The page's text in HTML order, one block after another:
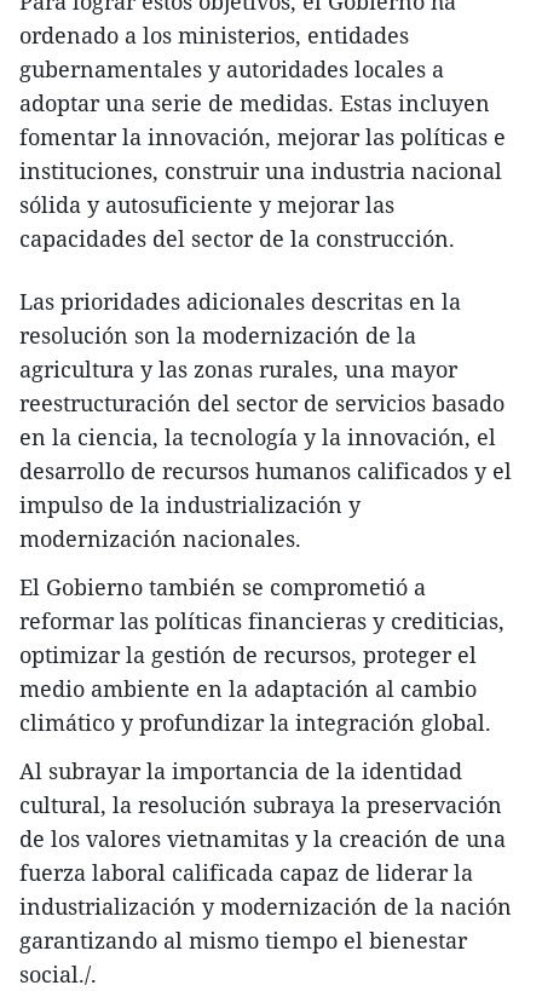
ordenado a los ministerios, entidades
gubernamentales y autoridades locales a
adoptar una serie de medidas. Estas incluyen
fomentar la innovación, mejorar las políticas e
instituciones, construir una industria nacional
sólida y autosuficiente y mejorar las
capacidades del sector de la construcción.
Las prioridades adicionales descritas en la
resolución son la modernización de la
agricultura y las zonas rurales, una mayor
reestructuración del sector de servicios basado
en la ciencia, la tecnología y la innovación, el
desarrollo de recursos humanos calificados y el
impulso de la industrialización y
modernización nacionales.
El Gobierno también se comprometió a
reformar las políticas financieras y crediticias,
optimizar la gestión de recursos, proteger el
medio ambiente en la adaptación al cambio
climático y profundizar la integración global.
Al subrayar la importancia de la identidad
cultural, la resolución subraya la preservación
de los valores vietnamitas y la creación de una
fuerza laboral calificada capaz de liderar la
industrialización y modernización de la nación
garantizando al mismo tiempo el bienestar
social./.